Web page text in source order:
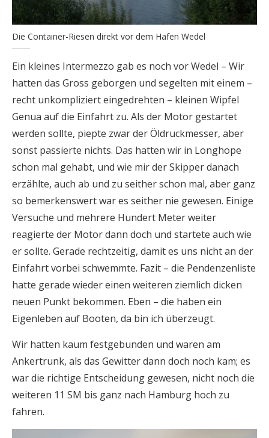
Die Container-Riesen direkt vor dem Hafen Wedel
Ein kleines Intermezzo gab es noch vor Wedel – Wir
hatten das Gross geborgen und segelten mit einem –
recht unkompliziert eingedrehten – kleinen Wipfel
Genua auf die Einfahrt zu. Als der Motor gestartet
werden sollte, piepte zwar der Öldruckmesser, aber
sonst passierte nichts. Das hatten wir in Longhope
schon mal gehabt, und wie mir der Skipper danach
erzählte, auch ab und zu seither schon mal, aber ganz
so bemerkenswert war es seither nie gewesen. Einige
Versuche und mehrere Hundert Meter weiter
reagierte der Motor dann doch und startete auch wie
er sollte. Gerade rechtzeitig, damit es uns nicht an der
Einfahrt vorbei schwemmte. Fazit – die Pendenzenliste
hatte gerade wieder einen weiteren ziemlich dicken
neuen Punkt bekommen. Eben – die haben ein
Eigenleben auf Booten, da bin ich überzeugt.
Wir hatten kaum festgebunden und waren am
Ankertrunk, als das Gewitter dann doch noch kam; es
war die richtige Entscheidung gewesen, nicht noch die
weiteren 11 SM bis ganz nach Hamburg hoch zu
fahren.